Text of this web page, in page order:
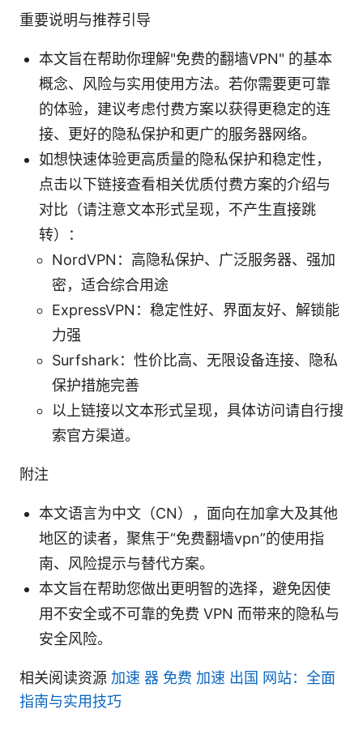
重要说明与推荐引导
本文旨在帮助你理解"免费的翻墙VPN" 的基本
概念、风险与实用使用方法。若你需要更可靠
的体验，建议考虑付费方案以获得更稳定的连
接、更好的隐私保护和更广的服务器网络。
如想快速体验更高质量的隐私保护和稳定性，
点击以下链接查看相关优质付费方案的介绍与
对比（请注意文本形式呈现，不产生直接跳
转）：
NordVPN：高隐私保护、广泛服务器、强加
密，适合综合用途
ExpressVPN：稳定性好、界面友好、解锁能
力强
Surfshark：性价比高、无限设备连接、隐私
保护措施完善
以上链接以文本形式呈现，具体访问请自行搜
索官方渠道。
附注
本文语言为中文（CN），面向在加拿大及其他
地区的读者，聚焦于“免费翻墙vpn”的使用指
南、风险提示与替代方案。
本文旨在帮助您做出更明智的选择，避免因使
用不安全或不可靠的免费 VPN 而带来的隐私与
安全风险。
相关阅读资源 加速 器 免费 加速 出国 网站：全面
指南与实用技巧